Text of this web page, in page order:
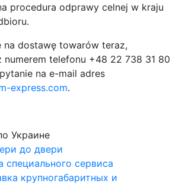
procedura odprawy celnej w kraju
na dostawę towarów teraz,
numerem telefonu +48 22 738 31 80
na e-mail adres
express.com.
Украине
до двери
специального сервиса
крупногабаритных и